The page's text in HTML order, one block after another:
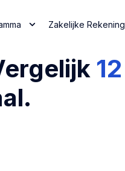
Zakelijke Rekening
12